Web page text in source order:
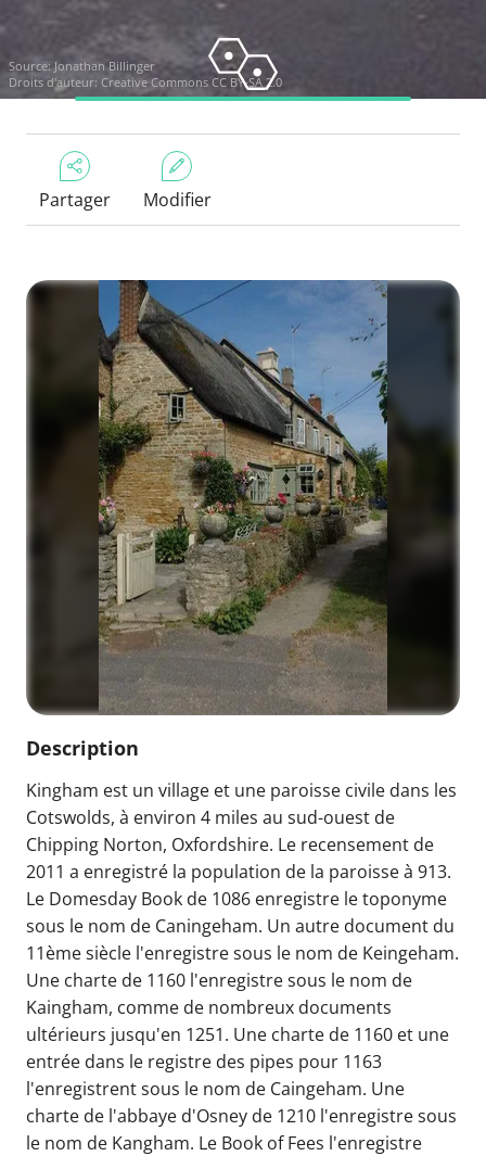
Source: Jonathan Billinger
Droits d'auteur: Creative Commons CC BY-SA 2.0
Partager Modifier
Description
Kingham est un village et une paroisse civile dans les
Cotswolds, à environ 4 miles au sud-ouest de
Chipping Norton, Oxfordshire. Le recensement de
2011 a enregistré la population de la paroisse à 913.
Le Domesday Book de 1086 enregistre le toponyme
sous le nom de Caningeham. Un autre document du
11ème siècle l'enregistre sous le nom de Keingeham.
Une charte de 1160 l'enregistre sous le nom de
Kaingham, comme de nombreux documents
ultérieurs jusqu'en 1251. Une charte de 1160 et une
entrée dans le registre des pipes pour 1163
l'enregistrent sous le nom de Caingeham. Une
charte de l'abbaye d'Osney de 1210 l'enregistre sous
le nom de Kangham. Le Book of Fees l'enregistre